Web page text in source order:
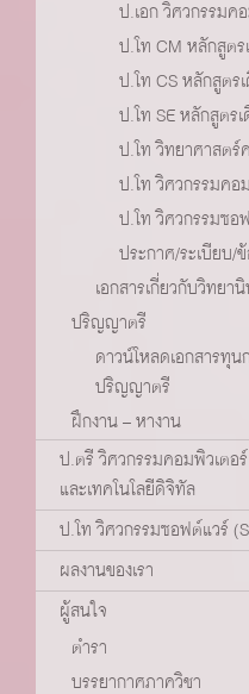
ป.เอก วิศวกรรมค
ป.โท CM หลักสูต
ป.โท CS หลักสูตร
ป.โท SE หลักสูตร
ป.โท วิทยาศาสตร์
ป.โท วิศวกรรมคอ
ป.โท วิศวกรรมซอ
ประกาศ/ระเบีย
เอกสารเกี่ยวกับวิทยา
ปริญญาตรี
ดาวน์โหลดเอกสารทุ
ปริญญาตรี
ฝึกงาน – หางาน
ป.ตรี วิศวกรรมคอมพิวเตอร์
และเทคโนโลยีดิจิทัล
ป.โท วิศวกรรมซอฟต์แวร์
ผลงานของเรา
ผู้สนใจ
ตำรา
บรรยากาศภาควิชา